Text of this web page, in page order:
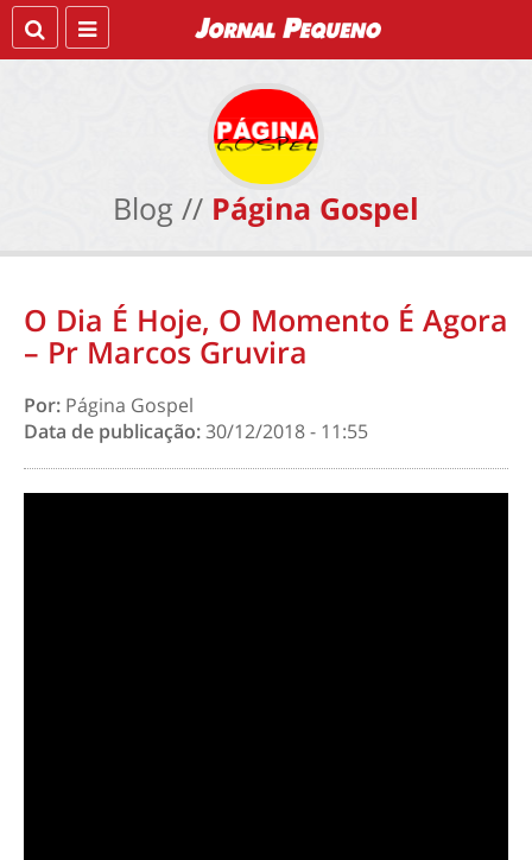
Blog // Página Gospel
O Dia É Hoje, O Momento É Agora
– Pr Marcos Gruvira
Por: Página Gospel
Data de publicação:30/12/2018 - 11:55